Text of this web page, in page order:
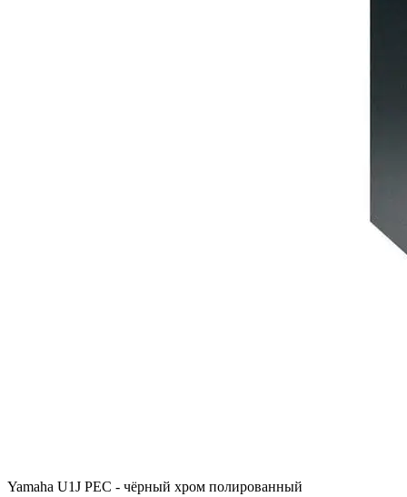
Yamaha U1J PEC - чёрный хром полированный